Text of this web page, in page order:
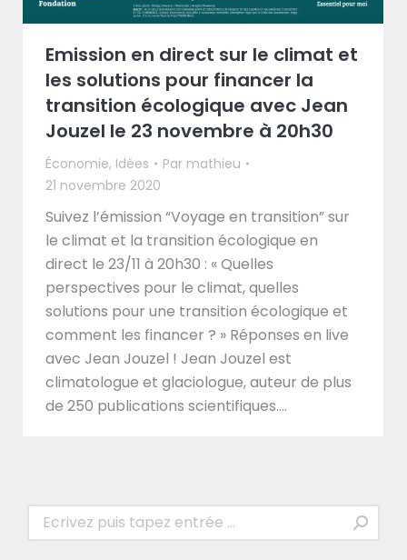
Emission en direct sur le climat et
les solutions pour financer la
transition écologique avec Jean
Jouzel le 23 novembre à 20h30
Économie, Idées Par mathieu
21 novembre 2020
Suivez l’émission “Voyage en transition” sur
le climat et la transition écologique en
direct le 23/11 à 20h30 : « Quelles
perspectives pour le climat, quelles
solutions pour une transition écologique et
comment les financer ? » Réponses en live
avec Jean Jouzel ! Jean Jouzel est
climatologue et glaciologue, auteur de plus
de 250 publications scientifiques.…
Recherche